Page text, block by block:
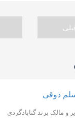
ذوقی
و مالک برند گنابادگردی